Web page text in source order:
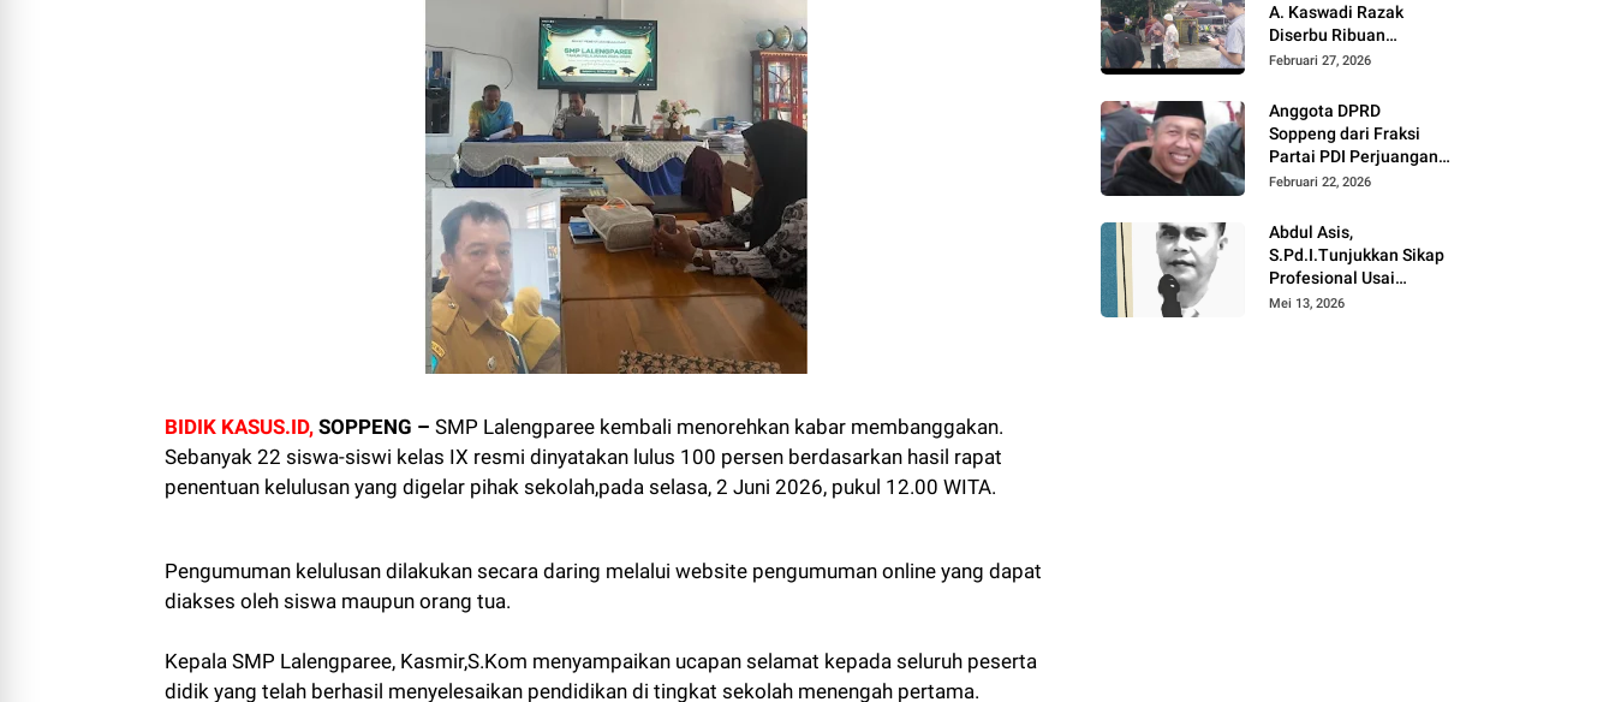
BIDIK KASUS.ID, SOPPENG – SMP Lalengparee kembali menorehkan kabar membanggakan.
Sebanyak 22 siswa-siswi kelas IX resmi dinyatakan lulus 100 persen berdasarkan hasil rapat
penentuan kelulusan yang digelar pihak sekolah,pada selasa, 2 Juni 2026, pukul 12.00 WITA.
Pengumuman kelulusan dilakukan secara daring melalui website pengumuman online yang dapat
diakses oleh siswa maupun orang tua.
Kepala SMP Lalengparee, Kasmir,S.Kom menyampaikan ucapan selamat kepada seluruh peserta
didik yang telah berhasil menyelesaikan pendidikan di tingkat sekolah menengah pertama.
A. Kaswadi Razak
Diserbu Ribuan
Masyarakat Saat
Februari 27, 2026
Anggota DPRD
Soppeng dari Fraksi
Partai PDI Perjuangan
Angkat Bicara Terkait
Pemerintahan Suwardi
Haseng – Selle KS
Dalle
Februari 22, 2026
Abdul Asis,
S.Pd.I.Tunjukkan Sikap
Profesional Usai
Mutasi di Lingkup
Mei 13, 2026